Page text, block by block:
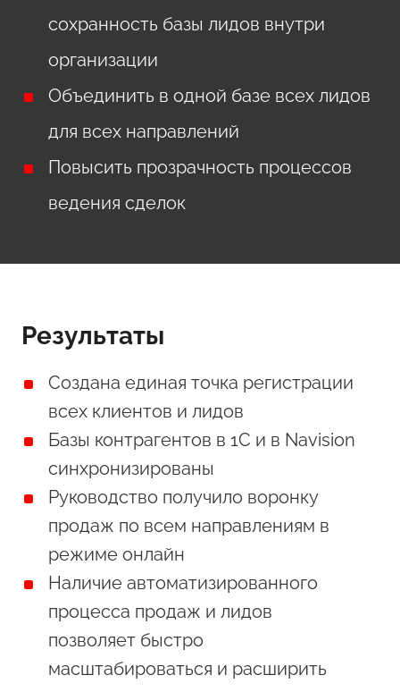
сохранность базы лидов внутри
организации
Объединить в одной базе всех лидов
для всех направлений
Повысить прозрачность процессов
ведения сделок
Результаты
Создана единая точка регистрации
всех клиентов и лидов
Базы контрагентов в 1С и в Navision
синхронизированы
Руководство получило воронку
продаж по всем направлениям в
режиме онлайн
Наличие автоматизированного
процесса продаж и лидов
позволяет быстро
масштабироваться и расширить